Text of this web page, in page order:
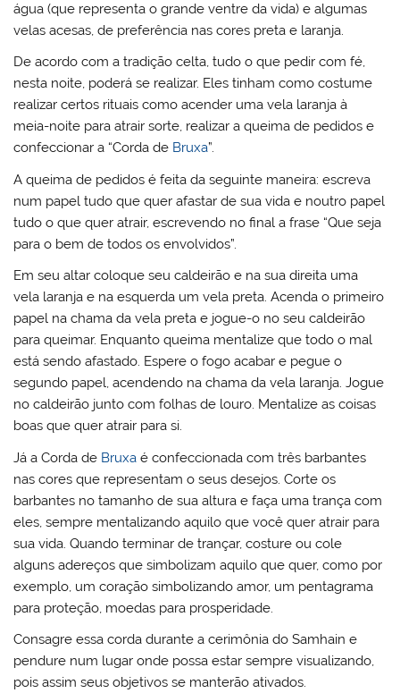
água (que representa o grande ventre da vida) e algumas
velas acesas, de preferência nas cores preta e laranja.
De acordo com a tradição celta, tudo o que pedir com fé,
nesta noite, poderá se realizar. Eles tinham como costume
realizar certos rituais como acender uma vela laranja à
meia-noite para atrair sorte, realizar a queima de pedidos e
confeccionar a “Corda de Bruxa”.
A queima de pedidos é feita da seguinte maneira: escreva
num papel tudo que quer afastar de sua vida e noutro papel
tudo o que quer atrair, escrevendo no final a frase “Que seja
para o bem de todos os envolvidos”.
Em seu altar coloque seu caldeirão e na sua direita uma
vela laranja e na esquerda um vela preta. Acenda o primeiro
papel na chama da vela preta e jogue-o no seu caldeirão
para queimar. Enquanto queima mentalize que todo o mal
está sendo afastado. Espere o fogo acabar e pegue o
segundo papel, acendendo na chama da vela laranja. Jogue
no caldeirão junto com folhas de louro. Mentalize as coisas
boas que quer atrair para si.
Já a Corda de Bruxa é confeccionada com três barbantes
nas cores que representam o seus desejos. Corte os
barbantes no tamanho de sua altura e faça uma trança com
eles, sempre mentalizando aquilo que você quer atrair para
sua vida. Quando terminar de trançar, costure ou cole
alguns adereços que simbolizam aquilo que quer, como por
exemplo, um coração simbolizando amor, um pentagrama
para proteção, moedas para prosperidade.
Consagre essa corda durante a cerimônia do Samhain e
pendure num lugar onde possa estar sempre visualizando,
pois assim seus objetivos se manterão ativados.